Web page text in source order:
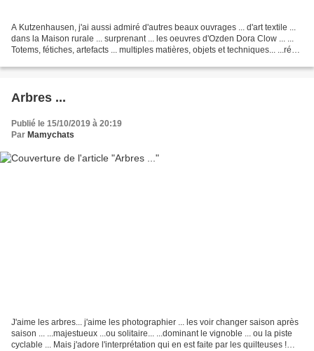
A Kutzenhausen, j'ai aussi admiré d'autres beaux ouvrages ... d'art textile ...
dans la Maison rurale ... surprenant ... les oeuvres d'Ozden Dora Clow ... ...
Totems, fétiches, artefacts ... multiples matières, objets et techniques... ...récit
Arbres ...
Publié le 15/10/2019 à 20:19
Par Mamychats
J'aime les arbres... j'aime les photographier ... les voir changer saison après
saison ... ...majestueux ...ou solitaire... ...dominant le vignoble ... ou la piste
cyclable ... Mais j'adore l'interprétation qui en est faite par les quilteuses !